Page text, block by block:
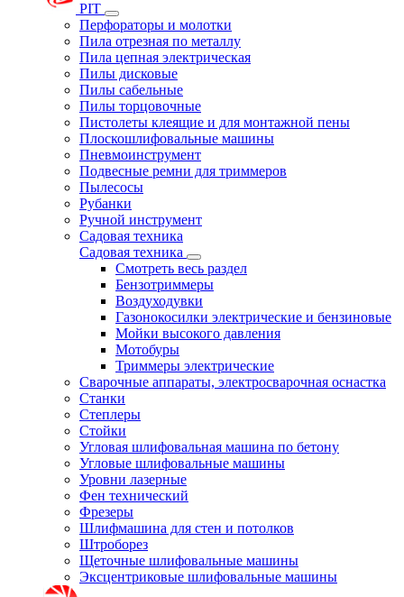
PIT
Перфораторы и молотки
Пила отрезная по металлу
Пила цепная электрическая
Пилы дисковые
Пилы сабельные
Пилы торцовочные
Пистолеты клеящие и для монтажной пены
Плоскошлифовальные машины
Пневмоинструмент
Подвесные ремни для триммеров
Пылесосы
Рубанки
Ручной инструмент
Садовая техника
Садовая техника
Смотреть весь раздел
Бензотриммеры
Воздуходувки
Газонокосилки электрические и бензиновые
Мойки высокого давления
Мотобуры
Триммеры электрические
Сварочные аппараты, электросварочная оснастка
Станки
Степлеры
Стойки
Угловая шлифовальная машина по бетону
Угловые шлифовальные машины
Уровни лазерные
Фен технический
Фрезеры
Шлифмашина для стен и потолков
Штроборез
Щеточные шлифовальные машины
Эксцентриковые шлифовальные машины